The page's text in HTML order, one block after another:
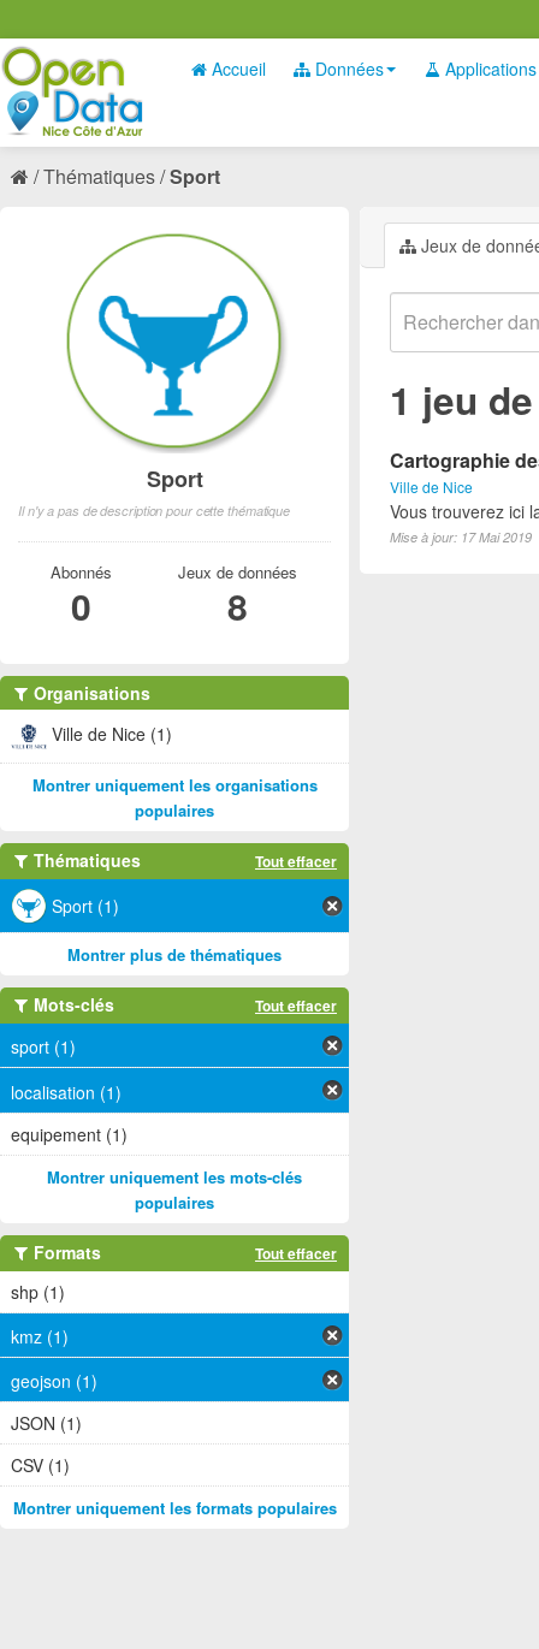
Accueil Données Applications
Thématiques Sport
Jeux de
1 jeu
Cartographie
Ville de Nice
Vous trouverez ici
Mise à jour: 17 Mai 2019
Sport
Il n'y a pas de description pour cette thématique
Abonnés
0
Jeux de données
8
Organisations
Ville de Nice (1)
Montrer uniquement les organisations
populaires
Thématiques Tout effacer
Sport (1)
Montrer plus de thématiques
Mots-clés Tout effacer
sport (1)
localisation (1)
equipement (1)
Montrer uniquement les mots-clés
populaires
Formats Tout effacer
shp (1)
kmz (1)
geojson (1)
JSON (1)
CSV (1)
Montrer uniquement les formats populaires